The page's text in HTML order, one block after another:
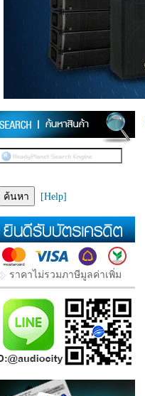
[Help]
ราคาไม่รวมภาษีมูลค่าเพิ่ม